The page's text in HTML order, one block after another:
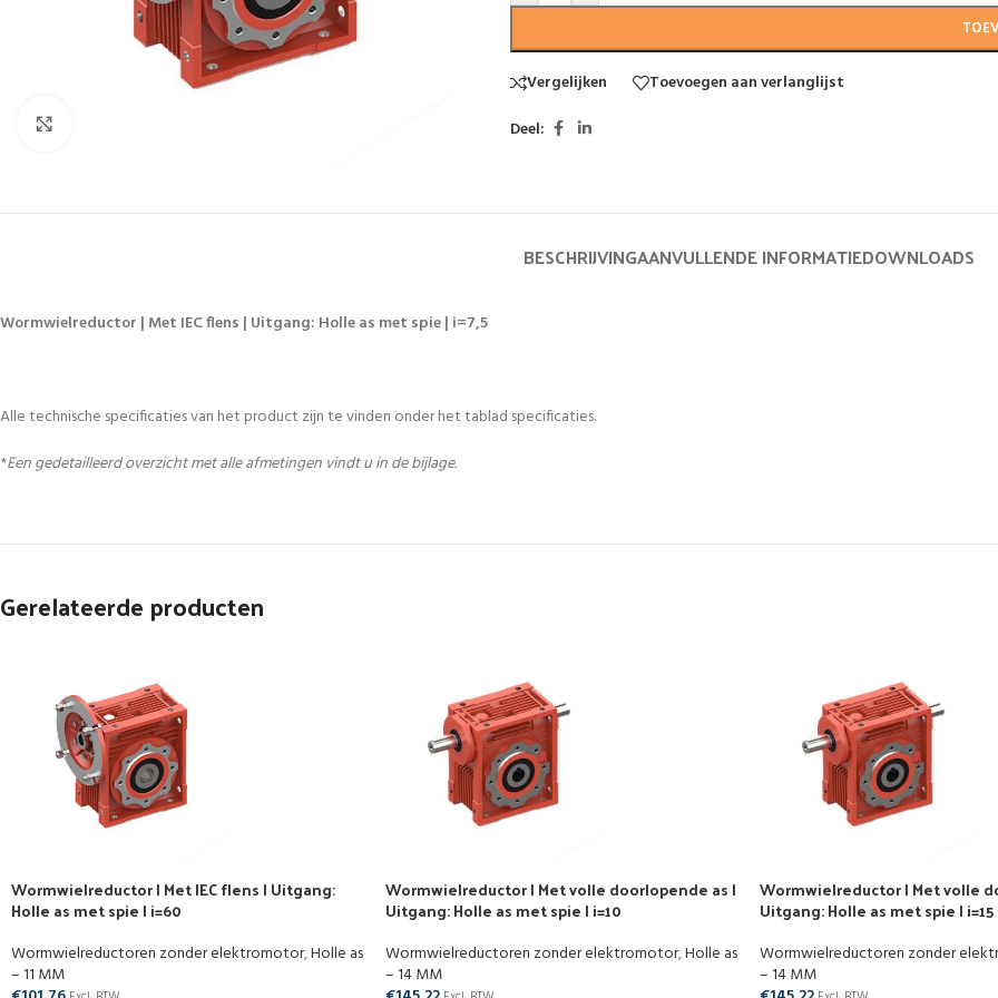
Vergelijken
Toevoegen aan verlanglijst
Deel:
BESCHRIJVINGAANVULLENDE INFORMATIEDOWNLOADS
Wormwielreductor | Met IEC flens | Uitgang: Holle as met spie | i=7,5
Alle technische specificaties van het product zijn te vinden onder het tablad specificaties.
*Een gedetailleerd overzicht met alle afmetingen vindt u in de bijlage.
Gerelateerde producten
Wormwielreductor | Met IEC flens | Uitgang:
Holle as met spie | i=60
Wormwielreductoren zonder elektromotor,Holle as
– 11 MM
Wormwielreductor | Met volle doorlopende as |
Uitgang: Holle as met spie | i=10
Wormwielreductoren zonder elektromotor,Holle as
– 14 MM
Wormwielreductor | Met volle
Uitgang: Holle as met spie | i=15
Wormwielreductoren zonder
– 14 MM